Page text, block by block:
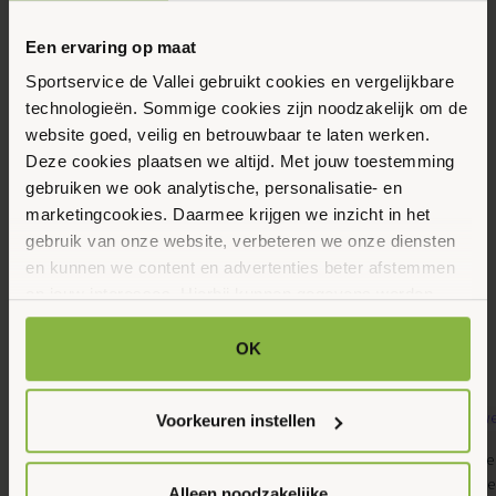
Een ervaring op maat
Sportservice de Vallei gebruikt cookies en vergelijkbare
technologieën. Sommige cookies zijn noodzakelijk om de
website goed, veilig en betrouwbaar te laten werken.
Deze cookies plaatsen we altijd. Met jouw toestemming
gebruiken we ook analytische, personalisatie- en
marketingcookies. Daarmee krijgen we inzicht in het
gebruik van onze website, verbeteren we onze diensten
en kunnen we content en advertenties beter afstemmen
gedeeld met externe partners.
staan. Via ‘Voorkeuren instellen’ kun je per categorie
kiezen welke cookies je accepteert. Je kunt je keuze op
OK
Voorkeuren instellen
Augustus 2026
09:00 - 10:00
Hof van Sint Pieter 41, Bennekom
Gerelateerde activiteiten
9
Banenzwemmen, Gemeente Ede, Jongeren,
Senioren, Volwassenen, Zwemmen
9
Augustus 2026
4kids,
Peuters en